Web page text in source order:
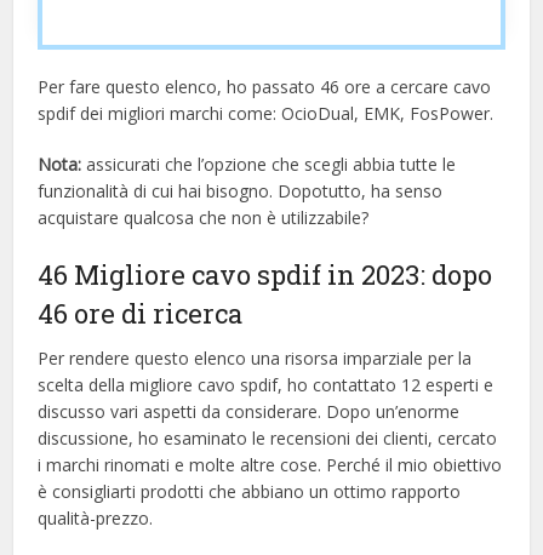
Per fare questo elenco, ho passato 46 ore a cercare cavo
spdif dei migliori marchi come: OcioDual, EMK, FosPower.
Nota: assicurati che l’opzione che scegli abbia tutte le
funzionalità di cui hai bisogno. Dopotutto, ha senso
acquistare qualcosa che non è utilizzabile?
46 Migliore cavo spdif in 2023: dopo
46 ore di ricerca
Per rendere questo elenco una risorsa imparziale per la
scelta della migliore cavo spdif, ​​ho contattato 12 esperti e
discusso vari aspetti da considerare. Dopo un’enorme
discussione, ho esaminato le recensioni dei clienti, cercato
i marchi rinomati e molte altre cose. Perché il mio obiettivo
è consigliarti prodotti che abbiano un ottimo rapporto
qualità-prezzo.